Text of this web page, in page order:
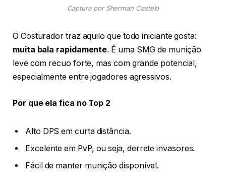
Captura por Sherman Castelo
O Costurador traz aquilo que todo iniciante gosta:
muita bala rapidamente. É uma SMG de munição
leve com recuo forte, mas com grande potencial,
especialmente entre jogadores agressivos.
Por que ela fica no Top 2
Alto DPS em curta distância.
Excelente em PvP, ou seja, derrete invasores.
Fácil de manter munição disponível.